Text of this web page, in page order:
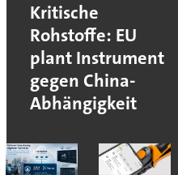
Kritische
Rohstoffe: EU
plant Instrument
gegen China-
Abhängigkeit